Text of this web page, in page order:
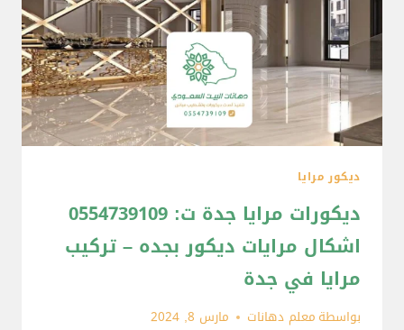
ديكور مرايا
ديكورات مرايا جدة ت: 0554739109
اشكال مرايات ديكور بجده – تركيب
مرايا في جدة
بواسطة معلم دهانات مارس 8, 2024